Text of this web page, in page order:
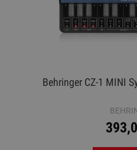
Behringer CZ-1 MINI